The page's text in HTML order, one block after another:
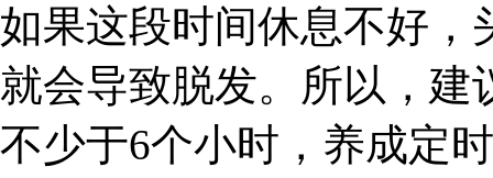
如果这段时间休息不好，
就会导致脱发。所以，建
不少于6个小时，养成定